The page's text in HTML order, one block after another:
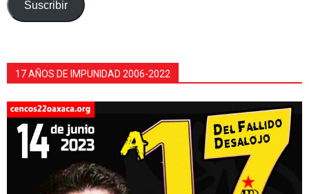
Suscribir
17 AÑOS DE IMPUNIDAD 2006-2022